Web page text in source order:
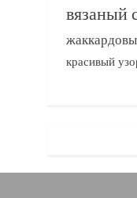
вязаный
красивый